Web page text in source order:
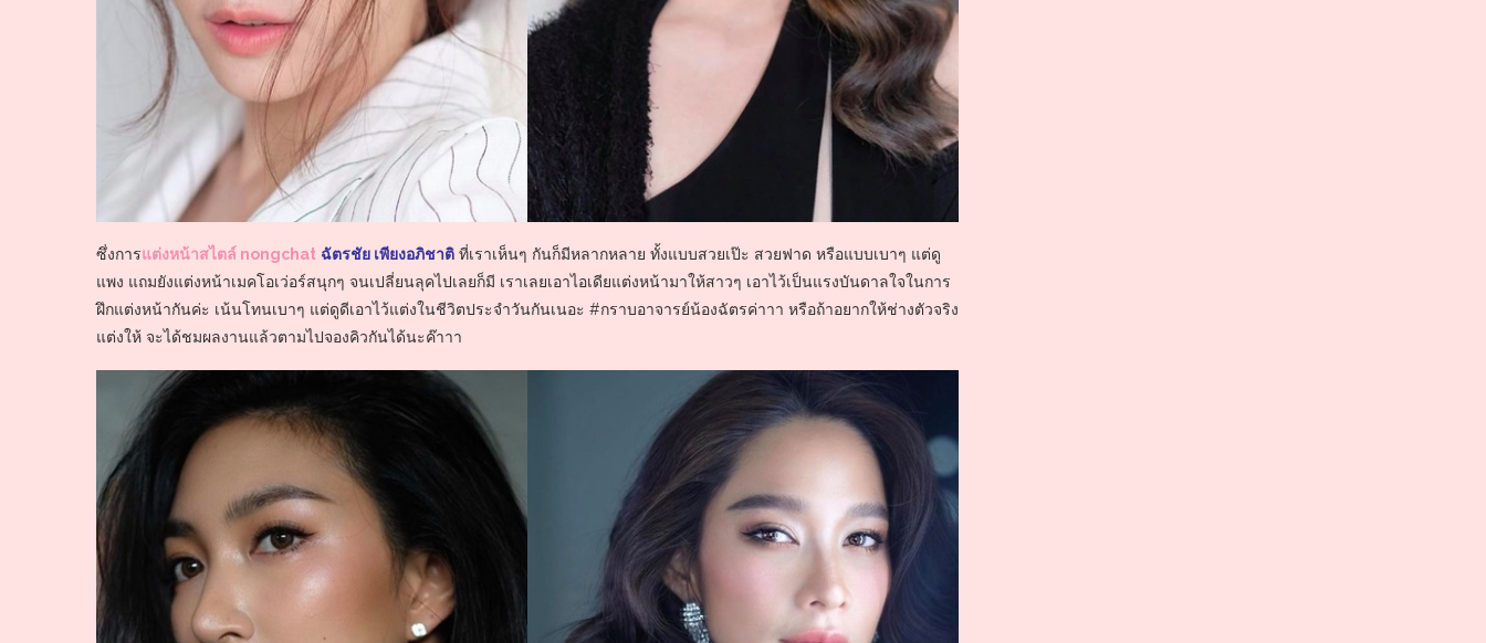
ซึ่งการแต่งหน้าสไตล์ nongchat ฉัตรชัย เพียงอภิชาติ ที่เราเห็นๆ กันก็มีหลากหลาย ทั้งแบบสวยเป๊ะ สวยฟาด หรือแบบเบาๆ แต่ดู
แพง แถมยังแต่งหน้าเมคโอเว่อร์สนุกๆ จนเปลี่ยนลุคไปเลยก็มี เราเลยเอาไอเดียแต่งหน้ามาให้สาวๆ เอาไว้เป็นแรงบันดาลใจในการ
ฝึกแต่งหน้ากันค่ะ เน้นโทนเบาๆ แต่ดูดีเอาไว้แต่งในชีวิตประจำวันกันเนอะ #กราบอาจารย์น้องฉัตรค่าาา หรือถ้าอยากให้ช่างตัวจริง
แต่งให้ จะได้ชมผลงานแล้วตามไปจองคิวกันได้นะค๊าาา